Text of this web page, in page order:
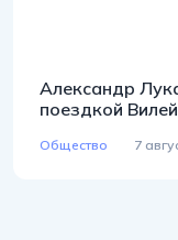
Александр
поездкой
Общество 7